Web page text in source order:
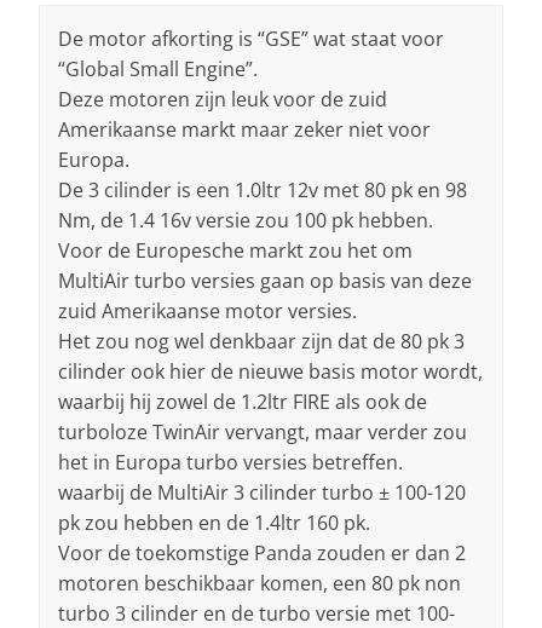
De motor afkorting is “GSE” wat staat voor
“Global Small Engine”.
Deze motoren zijn leuk voor de zuid
Amerikaanse markt maar zeker niet voor
Europa.
De 3 cilinder is een 1.0ltr 12v met 80 pk en 98
Nm, de 1.4 16v versie zou 100 pk hebben.
Voor de Europesche markt zou het om
MultiAir turbo versies gaan op basis van deze
zuid Amerikaanse motor versies.
Het zou nog wel denkbaar zijn dat de 80 pk 3
cilinder ook hier de nieuwe basis motor wordt,
waarbij hij zowel de 1.2ltr FIRE als ook de
turboloze TwinAir vervangt, maar verder zou
het in Europa turbo versies betreffen.
waarbij de MultiAir 3 cilinder turbo ± 100-120
pk zou hebben en de 1.4ltr 160 pk.
Voor de toekomstige Panda zouden er dan 2
motoren beschikbaar komen, een 80 pk non
turbo 3 cilinder en de turbo versie met 100-